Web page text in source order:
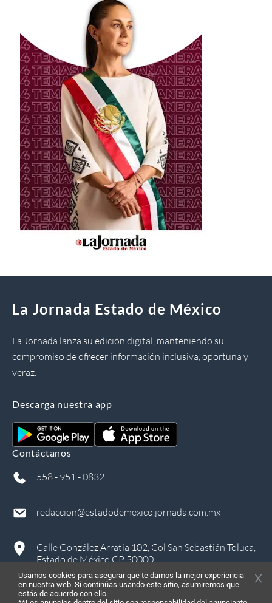
La Jornada Estado de México
La Jornada lanza su edición digital, manteniendo su
compromiso de ofrecer información inclusiva, oportuna y
veraz.
Descarga nuestra app
Contáctanos
558 - 951 - 0832
redaccion@estadodemexico.jornada.com.mx
Calle González Arratia 102, Col San Sebastián Toluca,
Estado de México CP 50000
Usamos cookies para asegurar que te damos la mejor experiencia
en nuestra web. Si continúas usando este sitio, asumiremos que
estás de acuerdo con ello.